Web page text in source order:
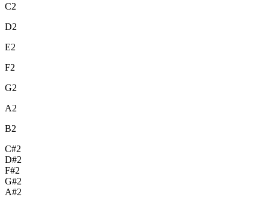
C2
D2
E2
F2
G2
A2
B2
C#2
D#2
F#2
G#2
A#2